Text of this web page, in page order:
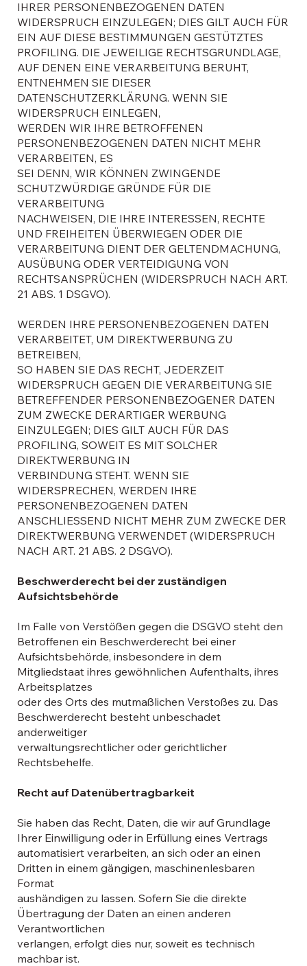
IHRER PERSONENBEZOGENEN DATEN
WIDERSPRUCH EINZULEGEN; DIES GILT AUCH FÜR
EIN AUF DIESE BESTIMMUNGEN GESTÜTZTES
PROFILING. DIE JEWEILIGE RECHTSGRUNDLAGE,
AUF DENEN EINE VERARBEITUNG BERUHT,
ENTNEHMEN SIE DIESER
DATENSCHUTZERKLÄRUNG. WENN SIE
WIDERSPRUCH EINLEGEN,
WERDEN WIR IHRE BETROFFENEN
PERSONENBEZOGENEN DATEN NICHT MEHR
VERARBEITEN, ES
SEI DENN, WIR KÖNNEN ZWINGENDE
SCHUTZWÜRDIGE GRÜNDE FÜR DIE
VERARBEITUNG
NACHWEISEN, DIE IHRE INTERESSEN, RECHTE
UND FREIHEITEN ÜBERWIEGEN ODER DIE
VERARBEITUNG DIENT DER GELTENDMACHUNG,
AUSÜBUNG ODER VERTEIDIGUNG VON
RECHTSANSPRÜCHEN (WIDERSPRUCH NACH ART.
21 ABS. 1 DSGVO).
WERDEN IHRE PERSONENBEZOGENEN DATEN
VERARBEITET, UM DIREKTWERBUNG ZU
BETREIBEN,
SO HABEN SIE DAS RECHT, JEDERZEIT
WIDERSPRUCH GEGEN DIE VERARBEITUNG SIE
BETREFFENDER PERSONENBEZOGENER DATEN
ZUM ZWECKE DERARTIGER WERBUNG
EINZULEGEN; DIES GILT AUCH FÜR DAS
PROFILING, SOWEIT ES MIT SOLCHER
DIREKTWERBUNG IN
VERBINDUNG STEHT. WENN SIE
WIDERSPRECHEN, WERDEN IHRE
PERSONENBEZOGENEN DATEN
ANSCHLIESSEND NICHT MEHR ZUM ZWECKE DER
DIREKTWERBUNG VERWENDET (WIDERSPRUCH
NACH ART. 21 ABS. 2 DSGVO).
Beschwerderecht bei der zuständigen
Aufsichtsbehörde
Im Falle von Verstößen gegen die DSGVO steht den
Betroffenen ein Beschwerderecht bei einer
Aufsichtsbehörde, insbesondere in dem
Mitgliedstaat ihres gewöhnlichen Aufenthalts, ihres
Arbeitsplatzes
oder des Orts des mutmaßlichen Verstoßes zu. Das
Beschwerderecht besteht unbeschadet
anderweitiger
verwaltungsrechtlicher oder gerichtlicher
Rechtsbehelfe.
Recht auf Datenübertragbarkeit
Sie haben das Recht, Daten, die wir auf Grundlage
Ihrer Einwilligung oder in Erfüllung eines Vertrags
automatisiert verarbeiten, an sich oder an einen
Dritten in einem gängigen, maschinenlesbaren
Format
aushändigen zu lassen. Sofern Sie die direkte
Übertragung der Daten an einen anderen
Verantwortlichen
verlangen, erfolgt dies nur, soweit es technisch
machbar ist.